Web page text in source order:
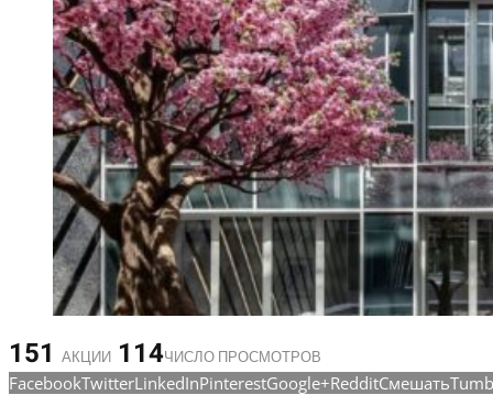
151 АКЦИИ 114ЧИСЛО ПРОСМОТРОВ
FacebookTwitterLinkedInPinterestGoogle+RedditСмешать